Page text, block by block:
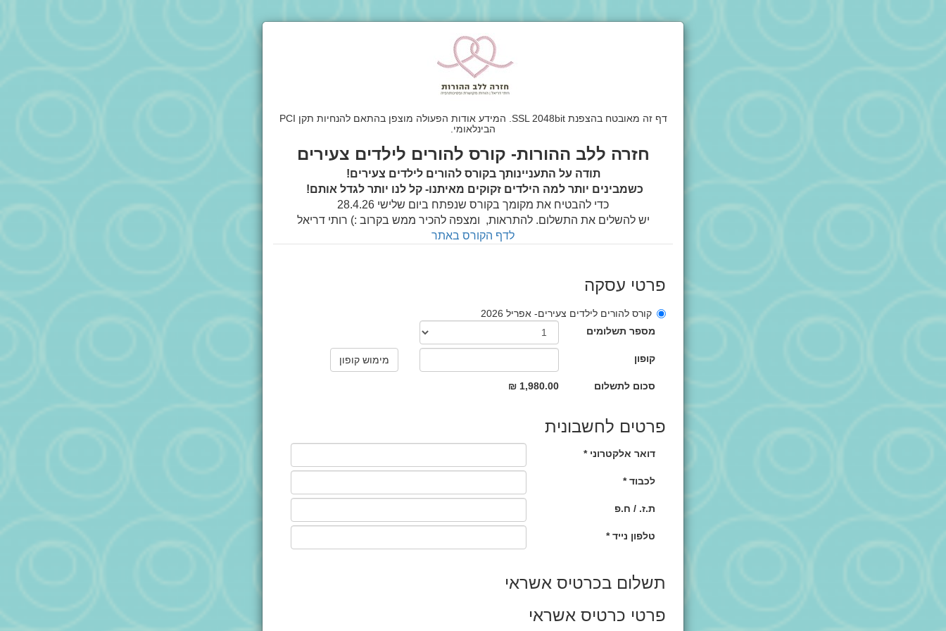
דף זה מאובטח בהצפנת SSL 2048bit. המידע אודות הפעולה מוצפן בהתאם להנחיות תקן PCI
הבינלאומי.
חזרה ללב ההורות- קורס להורים לילדים צעירים
תודה על התעניינותך בקורס להורים לילדים צעירים!
כשמבינים יותר למה הילדים זקוקים מאיתנו- קל לנו יותר לגדל אותם!
כדי להבטיח את מקומך בקורס שנפתח ביום שלישי 28.4.26
יש להשלים את התשלום. להתראות, ומצפה להכיר ממש בקרוב :) רותי דריאל
לדף הקורס באתר
פרטי עסקה
קורס להורים לילדים צעירים- אפריל 2026
מספר תשלומים
קופון
סכום לתשלום 1,980.00 ₪
פרטים לחשבונית
דואר אלקטרוני *
לכבוד *
ת.ז. / ח.פ
טלפון נייד *
תשלום בכרטיס אשראי
פרטי כרטיס אשראי